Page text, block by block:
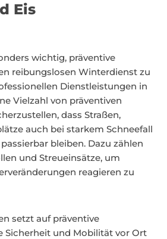
Eis
wichtig, präventive
reibungslosen Winterdienst zu
Dienstleistungen in
Vielzahl von präventiven
dass Straßen,
auch bei starkem Schneefall
bleiben. Dazu zählen
und Streueinsätze, um
reagieren zu
setzt auf präventive
Sicherheit und Mobilität vor Ort